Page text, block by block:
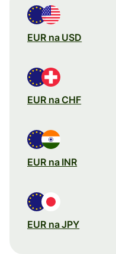
EUR na USD
EUR na CHF
EUR na INR
EUR na JPY